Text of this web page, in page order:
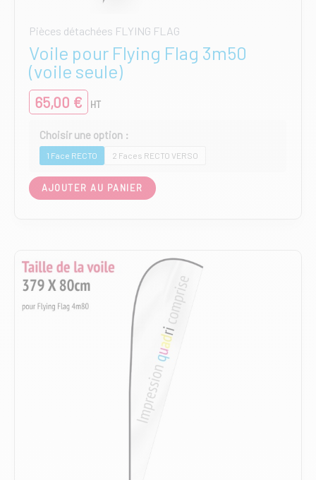
Pièces détachées FLYING FLAG
Voile pour Flying Flag 3m50
(voile seule)
65,00 € HT
1 Face RECTO 2 Faces RECTO VERSO
AJOUTER AU PANIER
produit
Les
peuvent
être
choisies
sur
la
page
du
produit